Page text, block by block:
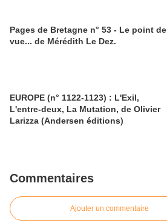
Pages de Bretagne n° 53 - Le point de
vue... de Mérédith Le Dez.
EUROPE (n° 1122-1123) : L'Exil,
L'entre-deux, La Mutation, de Olivier
Larizza (Andersen éditions)
Commentaires
Ajouter un commentaire